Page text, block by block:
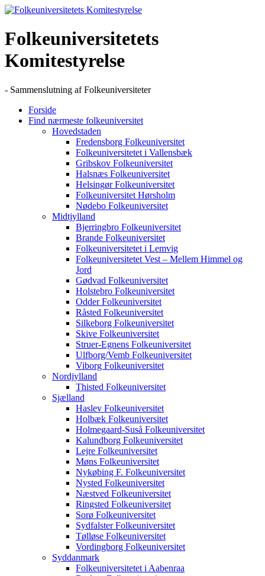
Skip
content
Folkeuniversitetets
Komitestyrelse
- Sammenslutning af Folkeuniversiteter
Forside
Find nærmeste folkeuniversitet
Hovedstaden
Fredensborg Folkeuniversitet
Folkeuniversitetet i Vallensbæk
Gribskov Folkeuniversitet
Halsnæs Folkeuniversitet
Helsingør Folkeuniversitet
Folkeuniversitet Hørsholm
Nødebo Folkeuniversitet
Midtjylland
Bjerringbro Folkeuniversitet
Brande Folkeuniversitet
Folkeuniversitetet i Lemvig
Folkeuniversitetet Vest – Mellem Himmel og
Jord
Gødvad Folkeuniversitet
Holstebro Folkeuniversitet
Odder Folkeuniversitet
Råsted Folkeuniversitet
Silkeborg Folkeuniversitet
Skive Folkeuniversitet
Struer-Egnens Folkeuniversitet
Ulfborg/Vemb Folkeuniversitet
Viborg Folkeuniversitet
Nordjylland
Thisted Folkeuniversitet
Sjælland
Haslev Folkeuniversitet
Holbæk Folkeuniversitet
Holmegaard-Suså Folkeuniversitet
Kalundborg Folkeuniversitet
Lejre Folkeuniversitet
Møns Folkeuniversitet
Nykøbing F. Folkeuniversitet
Nysted Folkeuniversitet
Næstved Folkeuniversitet
Ringsted Folkeuniversitet
Sorø Folkeuniversitet
Sydfalster Folkeuniversitet
Tølløse Folkeuniversitet
Vordingborg Folkeuniversitet
Syddanmark
Folkeuniversitetet i Aabenraa